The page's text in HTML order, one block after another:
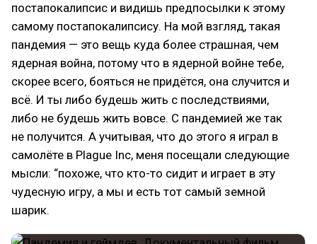
постапокалипсис и видишь предпосылки к этому
самому постапокалипсису. На мой взгляд, такая
пандемия — это вещь куда более страшная, чем
ядерная война, потому что в ядерной войне тебе,
скорее всего, бояться не придётся, она случится и
всё. И ты либо будешь жить с последствиями,
либо не будешь жить вовсе. С пандемией же так
не получится. А учитывая, что до этого я играл в
самолёте в Plague Inc, меня посещали следующие
мысли: “похоже, что кто-то сидит и играет в эту
чудесную игру, а мы и есть тот самый земной
шарик.